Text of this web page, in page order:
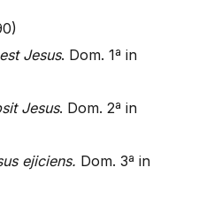
Jesus. Dom. 1ª in
Jesus. Dom. 2ª in
ejiciens. Dom. 3ª in